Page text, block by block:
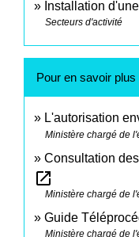
Installation
Secteurs d'activité
Pour en savoir plus
L'autorisation
Ministère chargé de
Consultation
open_in_new
Ministère chargé de
Guide
Ministère chargé de